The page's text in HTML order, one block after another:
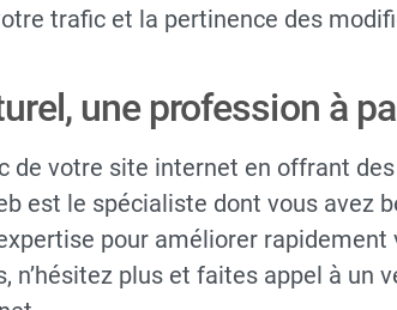
trafic et la pertinence des
une profession à
de votre site internet en offrant
est le spécialiste dont vous avez
pour améliorer
n’hésitez plus et faites appel à un